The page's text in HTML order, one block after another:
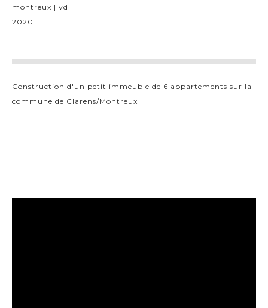
montreux | vd
2020
Construction d'un petit immeuble de 6 appartements sur la
commune de Clarens/Montreux